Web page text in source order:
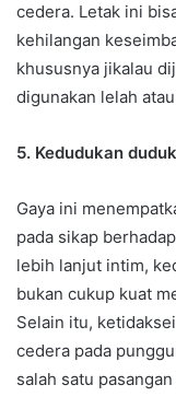
cedera. Letak ini
kehilangan
khususnya jikalau
digunakan lelah
5. Kedudukan
Gaya ini
pada sikap
lebih lanjut intim,
bukan cukup kuat
Selain itu,
cedera pada
salah satu